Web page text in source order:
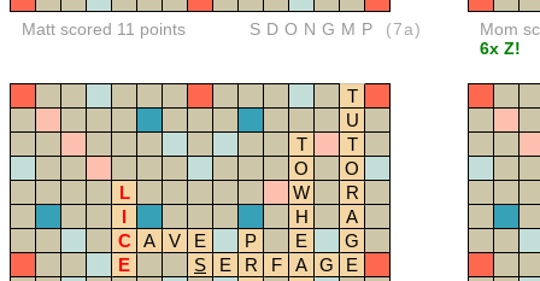
Matt scored 11 points SDONGMP (7a)
Mom
6x Z!
T
U
T
T
O
O
L
W
R
I
H
A
C
A V E P E
G
E
S E R F A G
E